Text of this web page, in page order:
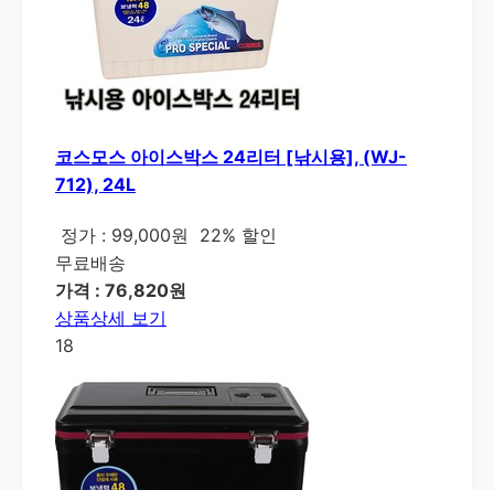
코스모스 아이스박스 24리터 [낚시용], (WJ-
712), 24L
정가 : 99,000원
22% 할인
무료배송
가격 : 76,820원
상품상세 보기
18